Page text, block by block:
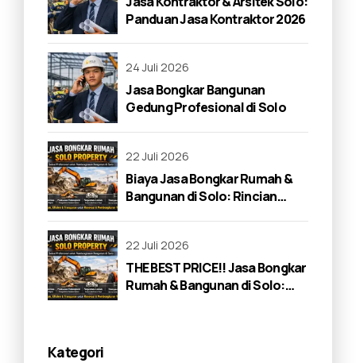
Panduan Jasa Kontraktor 2026
24 Juli 2026
Jasa Bongkar Bangunan
Gedung Profesional di Solo
22 Juli 2026
Biaya Jasa Bongkar Rumah &
Bangunan di Solo: Rincian
22 Juli 2026
THE BEST PRICE!! Jasa Bongkar
Rumah & Bangunan di Solo:
Kategori